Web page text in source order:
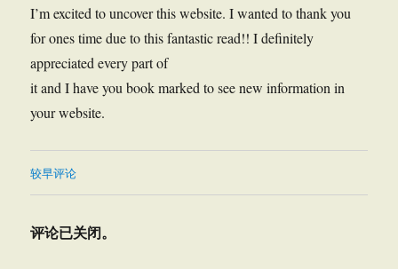
I’m excited to uncover this website. I wanted to thank you
for ones time due to this fantastic read!! I definitely
appreciated every part of
it and I have you book marked to see new information in
your website.
评
论
导
较早评论
评论已关闭。